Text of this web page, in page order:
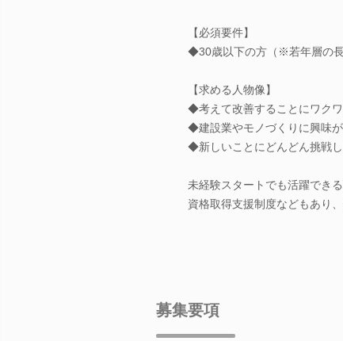
【必須要件】
◆30歳以下の方（※若年層の長
【求める人物像】
◆考えて改善することにワク
◆建設業やモノづくりに興味
◆新しいことにどんどん挑戦
未経験スタートでも活躍でき
資格取得支援制度などもあり
募集要項